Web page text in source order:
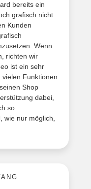
bereits ein
grafisch nicht
Kunden
Wenn
richten wir
ist ein sehr
Funktionen
Shop
dabei,
so
wie nur möglich,